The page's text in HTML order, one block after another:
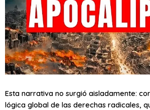
Esta narrativa no surgió aisladamente:
lógica global de las derechas radicales,